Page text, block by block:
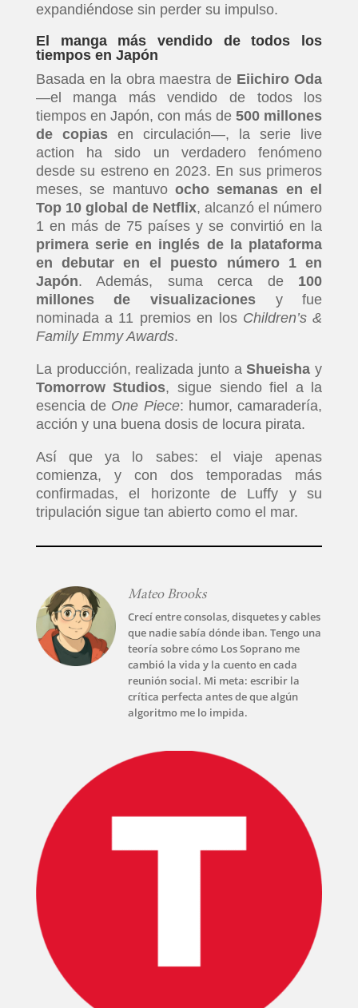
PELICULAS
expandiéndose sin perder su impulso.
El manga más vendido de todos los
tiempos en Japón
Basada en la obra maestra de Eiichiro Oda
—el manga más vendido de todos los
tiempos en Japón, con más de500 millones
de copiasen circulación—, la serie live
action ha sido un verdadero fenómeno
desde su estreno en 2023. En sus primeros
meses, se mantuvo ocho semanas en el
Top 10 global de Netflix, alcanzó el número
1 en más de 75 países y se convirtió en la
primera serie en inglés de la plataforma
en debutar en el puesto número 1 en
Japón. Además, suma cerca de 100
millones de visualizaciones y fue
nominada a 11 premios en los Children’s &
Family Emmy Awards.
La producción, realizada junto aShueisha y
Tomorrow Studios, sigue siendo fiel a la
esencia de One Piece: humor, camaradería,
acción y una buena dosis de locura pirata.
Así que ya lo sabes: el viaje apenas
comienza, y con dos temporadas más
confirmadas, el horizonte de Luffy y su
tripulación sigue tan abierto como el mar.
Mateo Brooks
Crecí entre consolas, disquetes y cables
que nadie sabía dónde iban. Tengo una
teoría sobre cómo Los Soprano me
cambió la vida y la cuento en cada
reunión social. Mi meta: escribir la
crítica perfecta antes de que algún
algoritmo me lo impida.